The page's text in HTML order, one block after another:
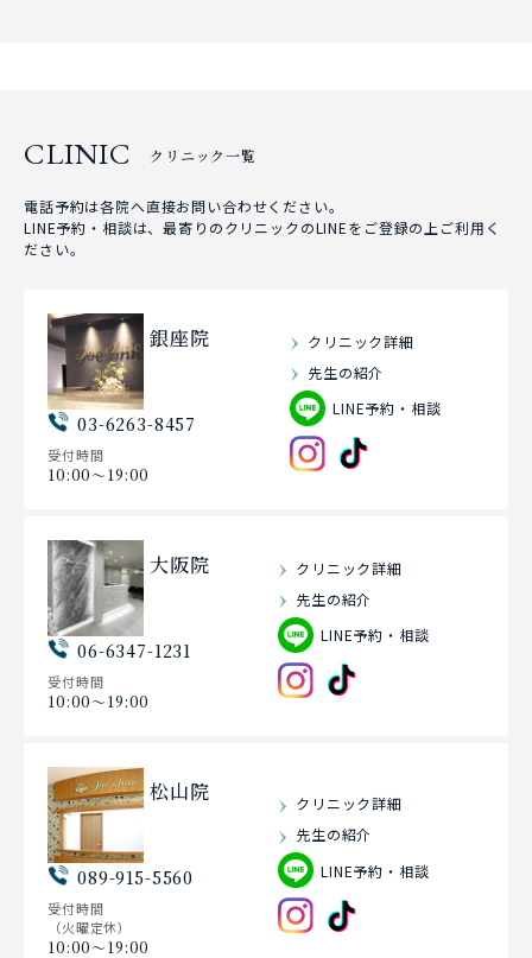
CLINIC クリニック一覧
電話予約は各院へ直接お問い合わせください。
LINE予約・相談は、最寄りのクリニックのLINEをご登録の上ご利用く
ださい。
銀座院
03-6263-8457
受付時間
10:00〜19:00
クリニック詳細
先生の紹介
LINE予約・相談
大阪院
06-6347-1231
受付時間
10:00〜19:00
クリニック詳細
先生の紹介
LINE予約・相談
松山院
089-915-5560
受付時間
（火曜定休）
10:00〜19:00
クリニック詳細
先生の紹介
LINE予約・相談